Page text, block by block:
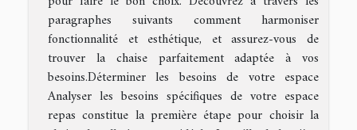
paragraphes suivants comment harmoniser
fonctionnalité et esthétique, et assurez-vous de
trouver la chaise parfaitement adaptée à vos
besoins.Déterminer les besoins de votre espace
Analyser les besoins spécifiques de votre espace
repas constitue la première étape pour choisir la